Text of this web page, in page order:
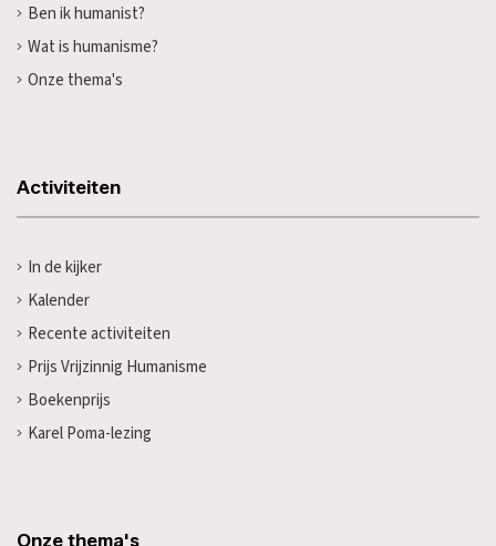
Ben ik humanist?
Wat is humanisme?
Onze thema's
Activiteiten
In de kijker
Kalender
Recente activiteiten
Prijs Vrijzinnig Humanisme
Boekenprijs
Karel Poma-lezing
Onze thema's